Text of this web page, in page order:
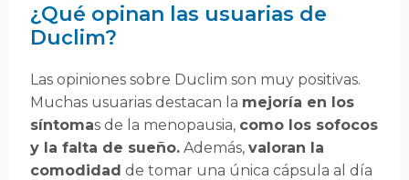
¿Qué opinan las usuarias de
Duclim?
Las opiniones sobre Duclim son muy positivas.
Muchas usuarias destacan la mejoría en los
síntomas de la menopausia, como los sofocos
y la falta de sueño.Además, valoran la
comodidad de tomar una única cápsula al día